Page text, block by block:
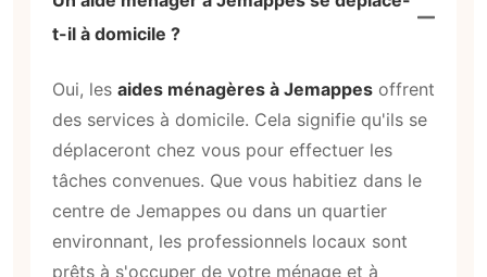
Un aide ménager à Jemappes se déplace-
t-il à domicile ?
Oui, les aides ménagères à Jemappes
déplaceront chez vous pour effectuer les
tâches convenues. Que vous habitiez dans le